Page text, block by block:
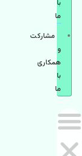
با
ما
مشاركت
و
همكاری
با
ما